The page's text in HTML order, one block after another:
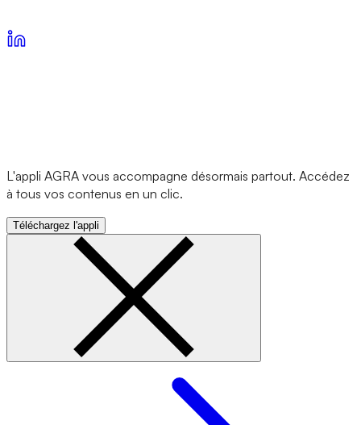
L'appli AGRA vous accompagne désormais partout. Accédez
à tous vos contenus en un clic.
Téléchargez l'appli